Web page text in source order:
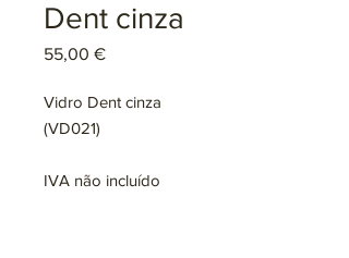
Dent cinza
55,00 €Preço
Vidro Dent cinza
(VD021)
IVA não incluído